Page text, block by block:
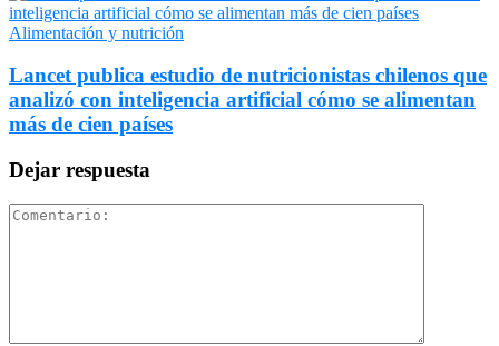
Alimentación y nutrición
Lancet publica estudio de nutricionistas chilenos que
analizó con inteligencia artificial cómo se alimentan
más de cien países
Dejar respuesta